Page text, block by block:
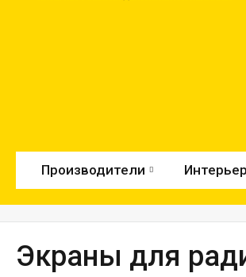
Производители
Экраны для